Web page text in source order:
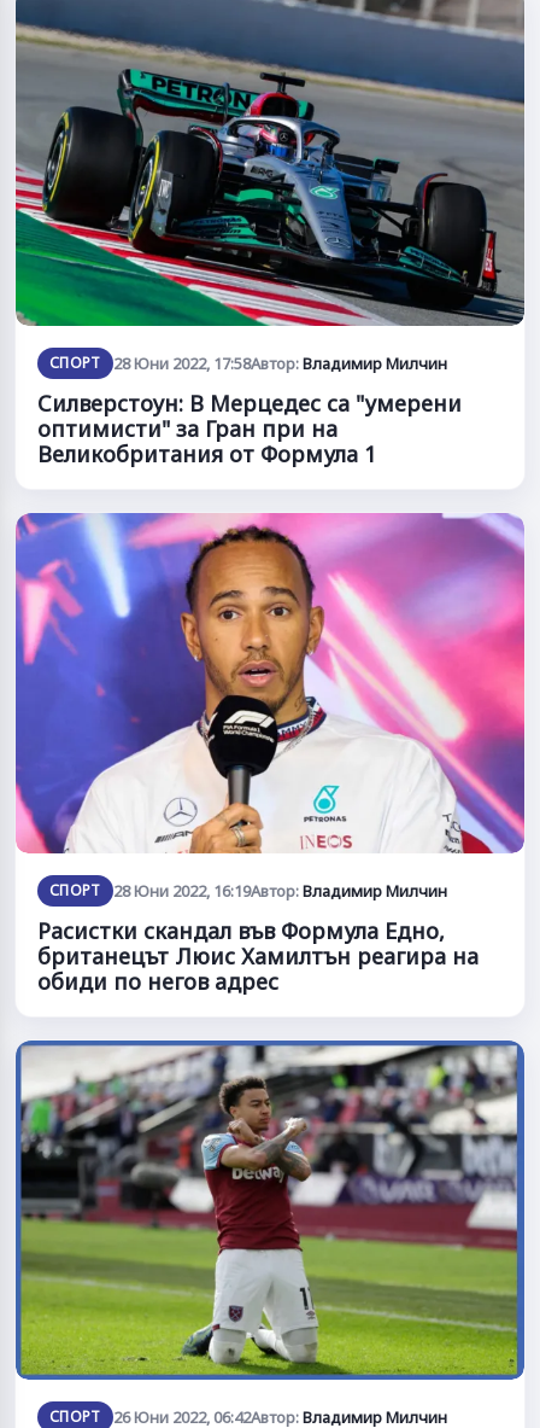
СПОРТ 28 Юни 2022, 17:58Автор:Владимир Милчин
Силверстоун: В Мерцедес са "умерени
оптимисти" за Гран при на
Великобритания от Формула 1
СПОРТ 28 Юни 2022, 16:19Автор:Владимир Милчин
Расистки скандал във Формула Едно,
британецът Люис Хамилтън реагира на
обиди по негов адрес
СПОРТ 26 Юни 2022, 06:42Автор:Владимир Милчин